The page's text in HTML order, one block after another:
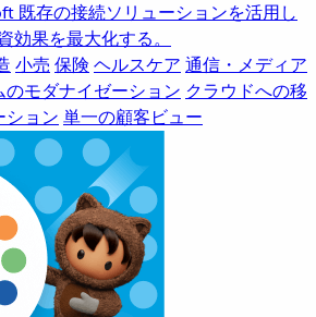
既存の接続ソリューションを活用し
果を最大化する。
小売 保険 ヘルスケア 通信・メディア
のモダナイゼーション クラウドへの移
ション 単一の顧客ビュー